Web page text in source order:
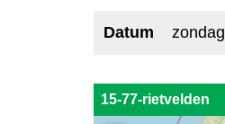
Datum
15-77-rietvelden